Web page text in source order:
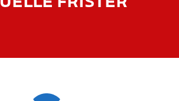
FRISTER
CUP 5. OG 6.